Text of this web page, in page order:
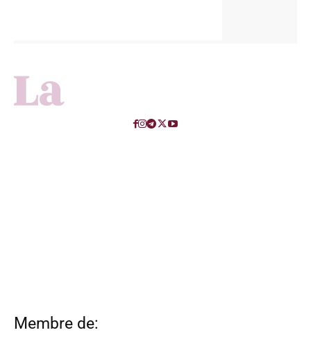
Membre de: